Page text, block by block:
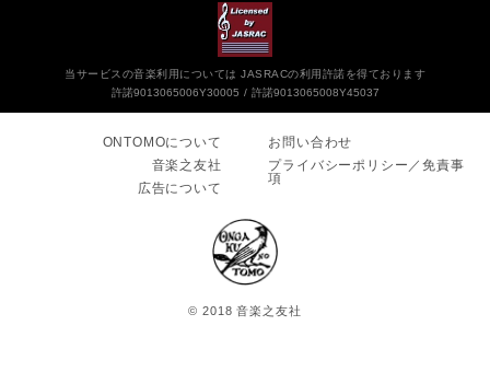
当サービスの音楽利用については JASRACの利用許諾を得ております
許諾9013065006Y30005
許諾9013065008Y45037
ONTOMOについて
音楽之友社
広告について
お問い合わせ
プライバシーポリシー／免責事
項
© 2018 音楽之友社